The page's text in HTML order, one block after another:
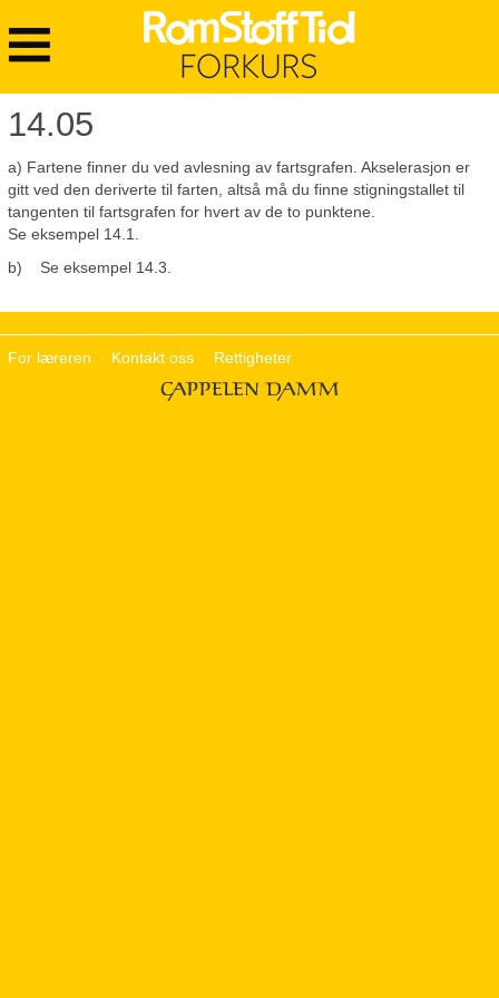
Hovedmeny
Rom
stoff
Forkurs
14.05
a) Fartene finner du ved avlesning av fartsgrafen. Akselerasjon er
gitt ved den deriverte til farten, altså må du finne stigningstallet til
tangenten til fartsgrafen for hvert av de to punktene.
Se eksempel 14.1.
b) Se eksempel 14.3.
For læreren Kontakt oss Rettigheter